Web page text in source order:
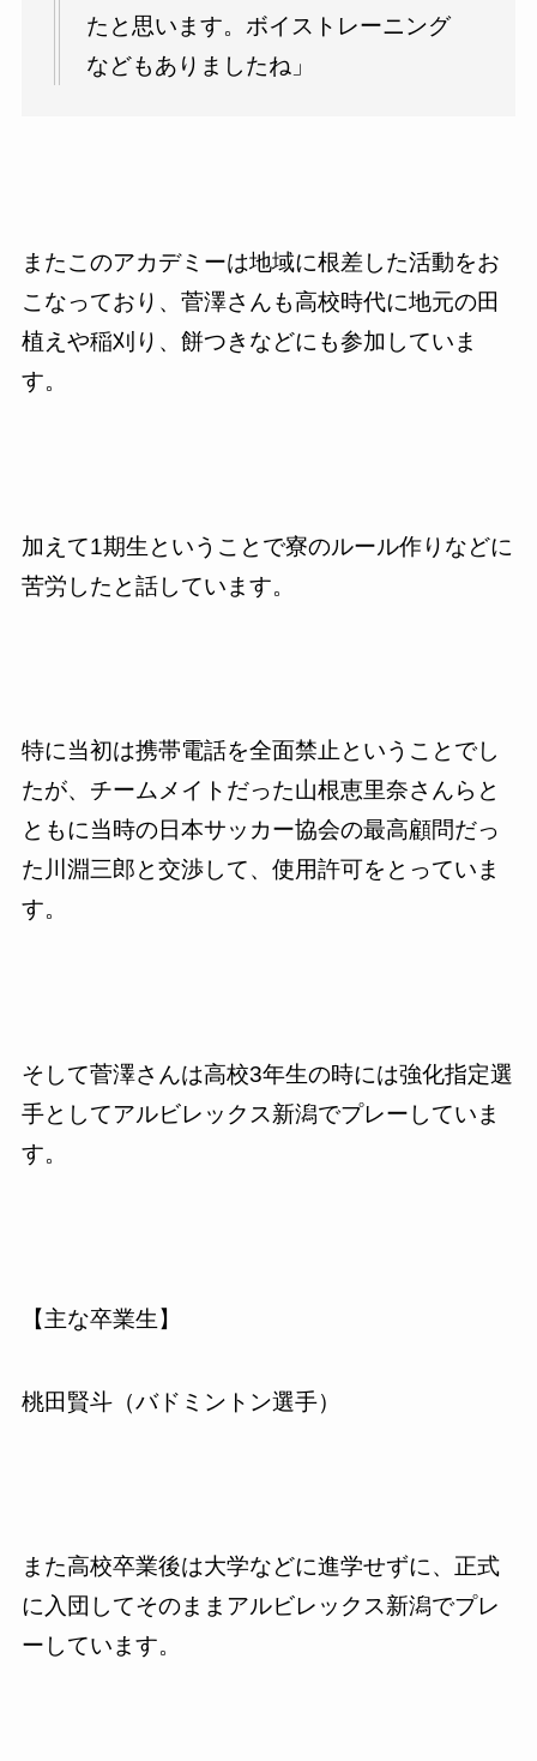
たと思います。ボイストレーニング
などもありましたね」
またこのアカデミーは地域に根差した活動をお
こなっており、菅澤さんも高校時代に地元の田
植えや稲刈り、餅つきなどにも参加していま
す。
加えて1期生ということで寮のルール作りなどに
苦労したと話しています。
特に当初は携帯電話を全面禁止ということでし
たが、チームメイトだった山根恵里奈さんらと
ともに当時の日本サッカー協会の最高顧問だっ
た川淵三郎と交渉して、使用許可をとっていま
す。
そして菅澤さんは高校3年生の時には強化指定選
手としてアルビレックス新潟でプレーしていま
す。
【主な卒業生】
桃田賢斗（バドミントン選手）
また高校卒業後は大学などに進学せずに、正式
に入団してそのままアルビレックス新潟でプレ
ーしています。